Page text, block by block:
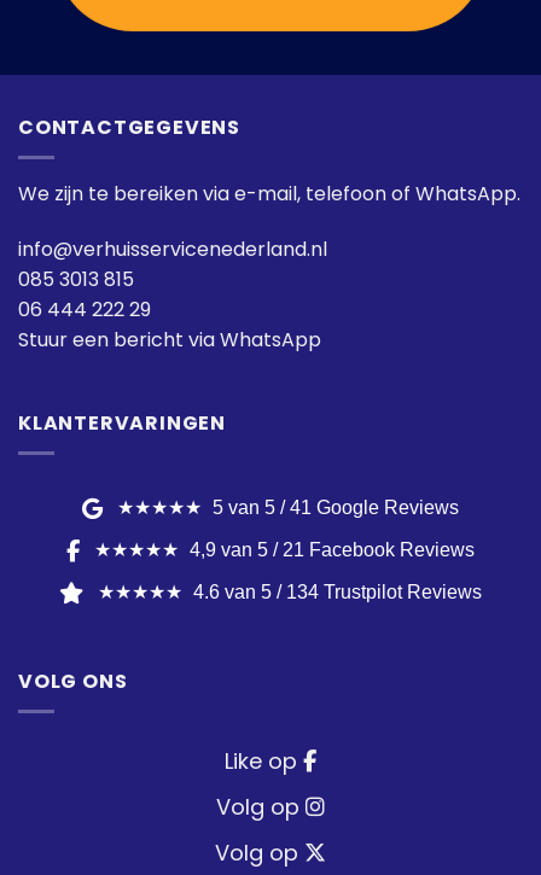
CONTACTGEGEVENS
We zijn te bereiken via e-mail, telefoon of WhatsApp.
info@verhuisservicenederland.nl
085 3013 815
06 444 222 29
Stuur een bericht via WhatsApp
KLANTERVARINGEN
★★★★★ 5 van 5 / 41 Google Reviews
★★★★★ 4,9 van 5 / 21 Facebook Reviews
★★★★★ 4.6 van 5 / 134 Trustpilot Reviews
VOLG ONS
Like op
Volg op
Volg op